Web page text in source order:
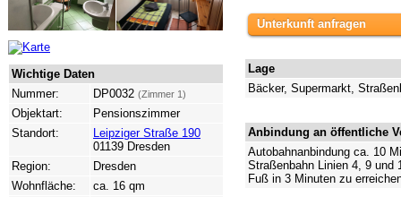
Wichtige Daten
Nummer:
DP0032 (Zimmer 1)
Objektart:
Pensionszimmer
Standort:
Leipziger Straße 190
01139 Dresden
Region:
Dresden
Wohnfläche:
ca. 16 qm
Unterkunft anfragen
Lage
Bäcker, Supermarkt,
Anbindung an öffentliche
Autobahnanbindung ca. 10
Straßenbahn Linien 4, 9 und
Fuß in 3 Minuten zu